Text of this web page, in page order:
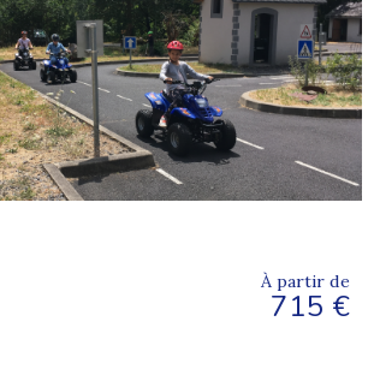
À partir de
715 €